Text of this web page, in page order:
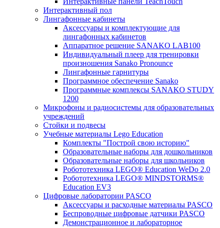
Интерактивный пол
Лингафонные кабинеты
Аксессуары и комплектующие для
лингафонных кабинетов
Аппаратное решение SANAKO LAB100
Индивидуальный плеер для тренировки
произношения Sanako Pronounce
Лингафонные гарнитуры
Программное обеспечение Sanako
Программные комплексы SANAKO STUDY
1200
Микрофоны и радиосистемы для образовательных
учреждений
Стойки и подвесы
Учебные материалы Lego Education
Комплекты "Построй свою историю"
Образовательные наборы для дошкольников
Образовательные наборы для школьников
Робототехника LEGO® Education WeDo 2.0
Робототехника LEGO® MINDSTORMS®
Education EV3
Цифровые лаборатории PASCO
Аксессуары и расходные материалы PASCO
Беспроводные цифровые датчики PASCO
Демонстрационное и лабораторное